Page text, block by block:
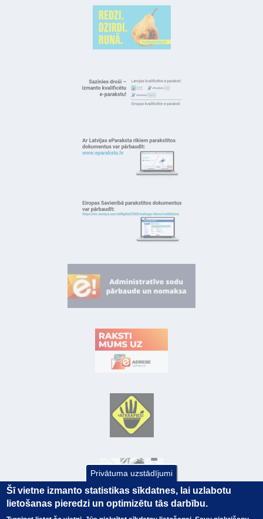
Privātuma uzstādījumi
Šī vietne izmanto statistikas sīkdatnes, lai uzlabotu
lietošanas pieredzi un optimizētu tās darbību.